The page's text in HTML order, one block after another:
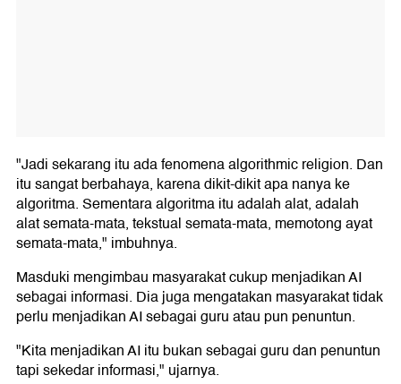
"Jadi sekarang itu ada fenomena algorithmic religion. Dan
itu sangat berbahaya, karena dikit-dikit apa nanya ke
algoritma. Sementara algoritma itu adalah alat, adalah
alat semata-mata, tekstual semata-mata, memotong ayat
semata-mata," imbuhnya.
Masduki mengimbau masyarakat cukup menjadikan AI
sebagai informasi. Dia juga mengatakan masyarakat tidak
perlu menjadikan AI sebagai guru atau pun penuntun.
"Kita menjadikan AI itu bukan sebagai guru dan penuntun
tapi sekedar informasi," ujarnya.